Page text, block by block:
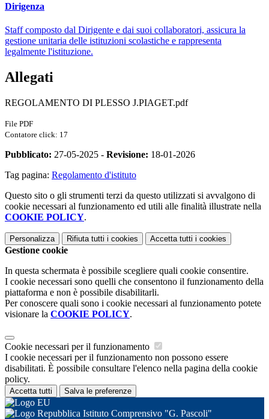
Dirigenza
Staff composto dal Dirigente e dai suoi collaboratori, assicura la
gestione unitaria delle istituzioni scolastiche e rappresenta
legalmente l'istituzione.
Allegati
REGOLAMENTO DI PLESSO J.PIAGET.pdf
File PDF
Contatore click: 17
Pubblicato: 27-05-2025 - Revisione: 18-01-2026
Tag pagina: Regolamento d'istituto
Questo sito o gli strumenti terzi da questo utilizzati si avvalgono di
cookie necessari al funzionamento ed utili alle finalità illustrate nella
COOKIE POLICY.
Personalizza Rifiuta tutti i cookies Accetta tutti i cookies
Gestione cookie
In questa schermata è possibile scegliere quali cookie consentire.
I cookie necessari sono quelli che consentono il funzionamento della
piattaforma e non è possibile disabilitarli.
Per conoscere quali sono i cookie necessari al funzionamento potete
visionare la COOKIE POLICY.
Cookie necessari per il funzionamento
I cookie necessari per il funzionamento non possono essere
disabilitati. È possibile consultare l'elenco nella pagina della cookie
policy.
Accetta tutti Salva le preferenze
Istituto Comprensivo "G. Pascoli"